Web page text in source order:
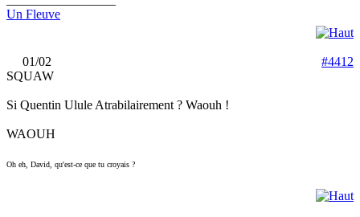
Un Fleuve
01/02
#4412
SQUAW
Si Quentin Ulule Atrabilairement ? Waouh !
WAOUH
Oh eh, David, qu'est-ce que tu croyais ?